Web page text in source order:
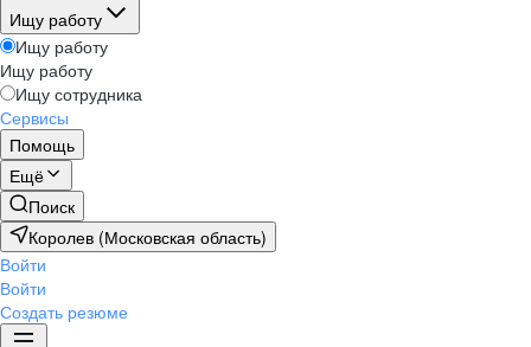
Ищу работу
Ищу работу
Ищу работу
Ищу сотрудника
Сервисы
Помощь
Ещё
Поиск
Королев (Московская область)
Войти
Войти
Создать резюме